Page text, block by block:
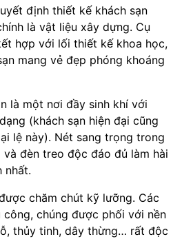
định thiết kế khách sạn
là vật liệu xây dựng. Cụ
hợp với lối thiết kế khoa học,
mang vẻ đẹp phóng khoáng
là một nơi đầy sinh khí với
(khách sạn hiện đại cũng
lệ này). Nét sang trọng trong
đèn treo độc đáo đủ làm hài
nhất.
chăm chút kỹ lưỡng. Các
chúng được phối với nền
thủy tinh, dây thừng… rất độc